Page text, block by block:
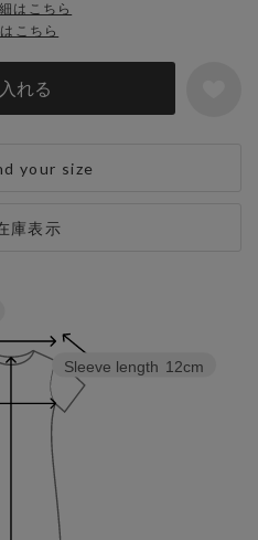
はこちら
れる
庫表示
こちら
your size
Sleeve length 12cm